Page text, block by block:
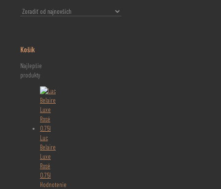
Košík
Najlepšie
produkty
Luc
Belaire
Luxe
Rosé
0,75l
Hodnotenie